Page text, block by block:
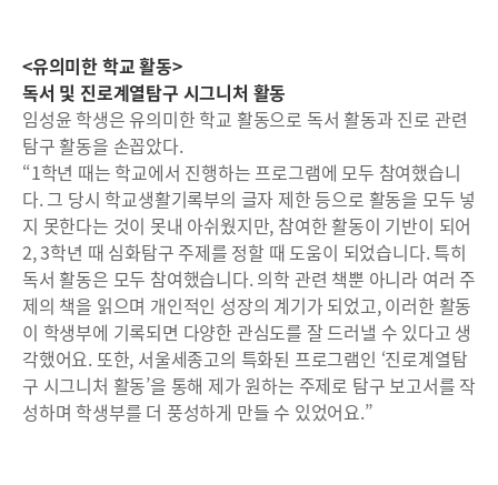
<유의미한 학교 활동>
독서 및 진로계열탐구 시그니처 활동
임성윤 학생은 유의미한 학교 활동으로 독서 활동과 진로 관련
탐구 활동을 손꼽았다.
“1학년 때는 학교에서 진행하는 프로그램에 모두 참여했습니
다. 그 당시 학교생활기록부의 글자 제한 등으로 활동을 모두 넣
지 못한다는 것이 못내 아쉬웠지만, 참여한 활동이 기반이 되어
2, 3학년 때 심화탐구 주제를 정할 때 도움이 되었습니다. 특히
독서 활동은 모두 참여했습니다. 의학 관련 책뿐 아니라 여러 주
제의 책을 읽으며 개인적인 성장의 계기가 되었고, 이러한 활동
이 학생부에 기록되면 다양한 관심도를 잘 드러낼 수 있다고 생
각했어요. 또한, 서울세종고의 특화된 프로그램인 ‘진로계열탐
구 시그니처 활동’을 통해 제가 원하는 주제로 탐구 보고서를 작
성하며 학생부를 더 풍성하게 만들 수 있었어요.”